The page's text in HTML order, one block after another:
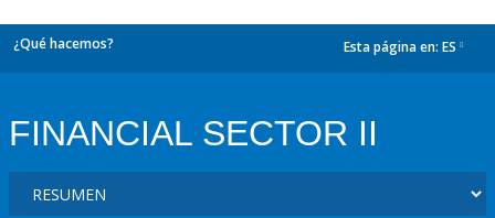
¿Qué hacemos? Esta página en: ES
FINANCIAL SECTOR II